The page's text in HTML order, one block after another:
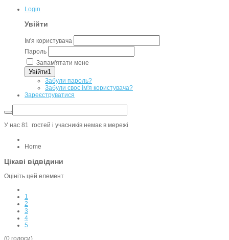
Login
Увійти
Ім'я користувача
Пароль
Запам'ятати мене
Увійти1
Забули пароль?
Забули своє ім'я користувача?
Зареєструватися
У нас 81 гостей i учасників немає в мережі
Home
Цікаві відвідини
Оцініть цей елемент
1
2
3
4
5
(0 голоси)